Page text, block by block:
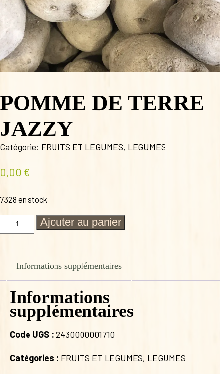
POMME DE TERRE
JAZZY
Catégorie: FRUITS ET LEGUMES, LEGUMES
0,00 €
7328 en stock
quantité
TERRE
JAZZY
Ajouter au panier
Informations supplémentaires
Informations
supplémentaires
Code UGS : 2430000001710
Catégories : FRUITS ET LEGUMES, LEGUMES